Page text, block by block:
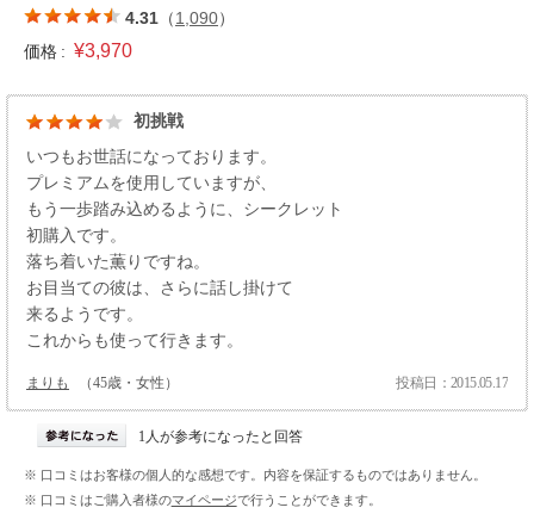
4.31 （1,090）
価格 : ¥3,970
初挑戦
いつもお世話になっております。
プレミアムを使用していますが、
もう一歩踏み込めるように、シークレット
初購入です。
落ち着いた薫りですね。
お目当ての彼は、さらに話し掛けて
来るようです。
これからも使って行きます。
まりも （45歳・女性） 投稿日：2015.05.17
1人が参考になったと回答
※ 口コミはお客様の個人的な感想です。内容を保証するものではありません。
※ 口コミはご購入者様のマイページで行うことができます。